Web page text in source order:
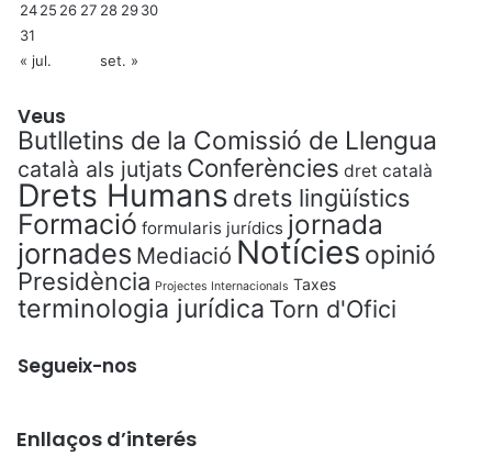
2425 26 27 28 2930
31
« jul.
set. »
Veus
Butlletins de la Comissió de Llengua
català als jutjats Conferències dret català
Drets Humans drets lingüístics
Formació formularis jurídics jornada
jornades Mediació Notícies opinió
Presidència Projectes Internacionals Taxes
terminologia jurídica Torn d'Ofici
Segueix-nos
Enllaços d’interés